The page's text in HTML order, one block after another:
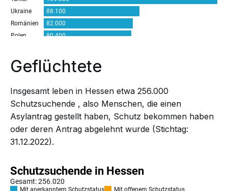
Geflüchtete
Insgesamt leben in Hessen etwa 256.000
Schutzsuchende , also Menschen, die einen
Asylantrag gestellt haben, Schutz bekommen haben
oder deren Antrag abgelehnt wurde (Stichtag:
31.12.2022).